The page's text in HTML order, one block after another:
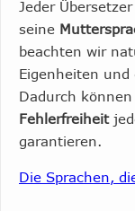
Jeder
seine
beachten wir
Eigenheiten und
Dadurch
Fehlerfreiheit
garantieren.
Die Sprachen,